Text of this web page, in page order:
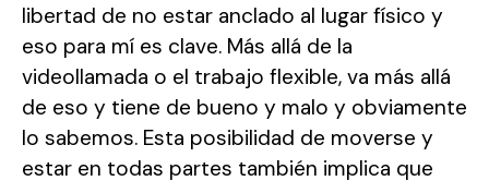
libertad de no estar anclado al lugar físico y
eso para mí es clave. Más allá de la
videollamada o el trabajo flexible, va más allá
de eso y tiene de bueno y malo y obviamente
lo sabemos. Esta posibilidad de moverse y
estar en todas partes también implica que